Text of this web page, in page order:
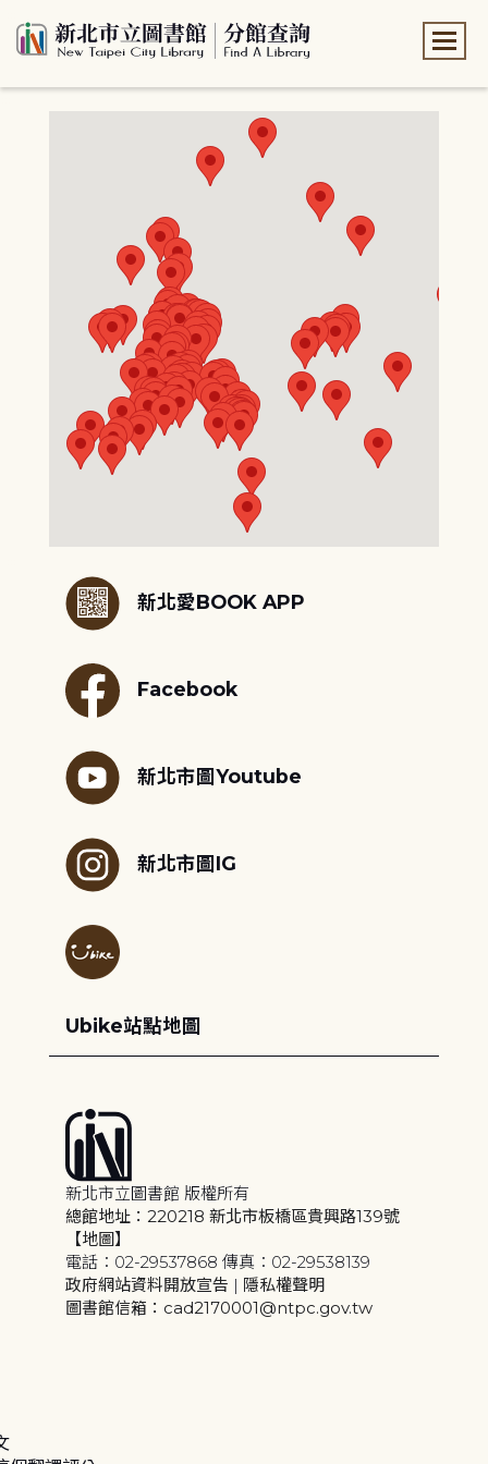
新北愛BOOK APP
Facebook
新北市圖Youtube
新北市圖IG
Ubike站點地圖
新北市立圖書館 版權所有
總館地址：220218 新北市板橋區貴興路139號
【地圖】
電話：02-29537868 傳真：02-29538139
政府網站資料開放宣告 | 隱私權聲明
圖書館信箱：cad2170001@ntpc.gov.tw